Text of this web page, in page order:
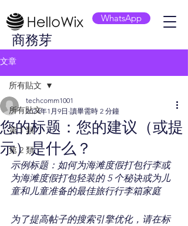
商務芽
WhatsApp
文章
所有貼文
第 1 類
第 2 類
所有貼文
您的标题：您的建议（或提
示）是什么？
techcomm1001
2024年1月9日 讀畢需時 2 分鐘
示例标题：如何为海滩度假打包行李或
为海滩度假打包轻装的 5 个秘诀或为儿
童和儿童准备的最佳旅行行李箱家庭
为了提高帖子的搜索引擎优化，请在标